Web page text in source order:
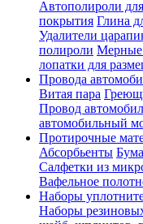
Автополироли
покрытия Глина
Удалители
полироли Мерные
лопатки для
Провода
Витая пара
Провод
автомобильный
Протирочные
Абсорбьенты
Салфетки из
Вафельное
Наборы
Наборы